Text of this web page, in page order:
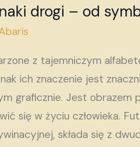
drogi – od
z tajemniczym
ich znaczenie jest
graficznie. Jest obrazem
się w życiu człowieka.
składa się z